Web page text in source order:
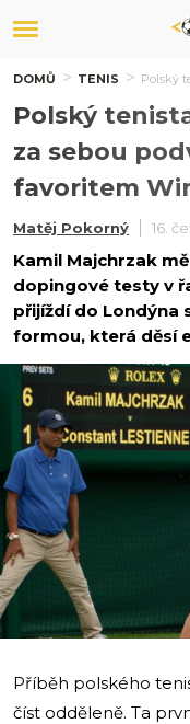
DOMŮ TENIS Polský
Polský
za sebou
favoritem
Matěj Pokorný 16.
Kamil Majchrzak
dopingové testy v
přijíždí do Londýna
formou, která děsí
Příběh polského
číst odděleně. Ta